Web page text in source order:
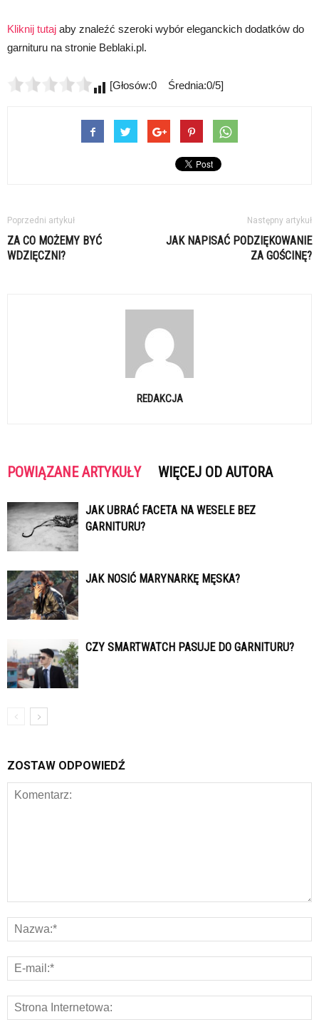
Kliknij tutaj aby znaleźć szeroki wybór eleganckich dodatków do
garnituru na stronie Beblaki.pl.
[Głosów:0 Średnia:0/5]
Poprzedni artykuł
ZA CO MOŻEMY BYĆ
WDZIĘCZNI?
Następny artykuł
JAK NAPISAĆ PODZIĘKOWANIE
ZA GOŚCINĘ?
REDAKCJA
POWIĄZANE ARTYKUŁY WIĘCEJ OD AUTORA
JAK UBRAĆ FACETA NA WESELE BEZ
GARNITURU?
JAK NOSIĆ MARYNARKĘ MĘSKA?
CZY SMARTWATCH PASUJE DO GARNITURU?
ZOSTAW ODPOWIEDŹ